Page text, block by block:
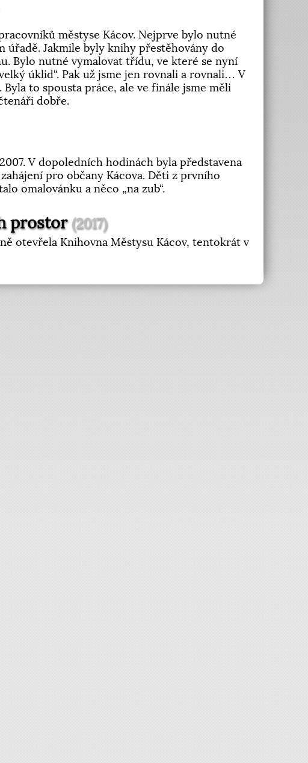
městyse Kácov. Nejprve bylo nutné
Jakmile byly knihy přestěhovány do
Bylo nutné vymalovat třídu, ve které se nyní
úklid“. Pak už jsme jen rovnali a rovnali… V
to spousta práce, ale ve finále jsme měli
dobře.
V dopoledních hodinách byla představena
pro občany Kácova. Děti z prvního
omalovánku a něco „na zub“.
prostor(2017)
otevřela Knihovna Městysu Kácov, tentokrát v